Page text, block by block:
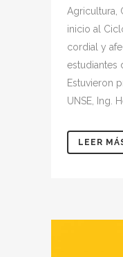
Agricultura,
inicio al
cordial y
estudiantes
Estuvieron
UNSE, Ing.
LEER